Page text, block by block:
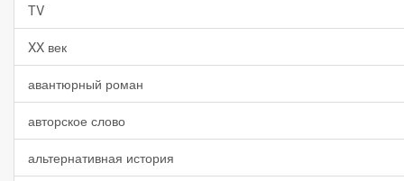
TV
XX век
авантюрный роман
авторское слово
альтернативная история